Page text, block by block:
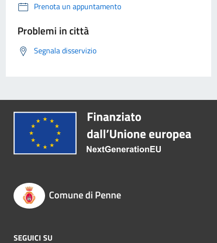
Prenota un appuntamento
Problemi in città
Segnala disservizio
Comune di Penne
SEGUICI SU